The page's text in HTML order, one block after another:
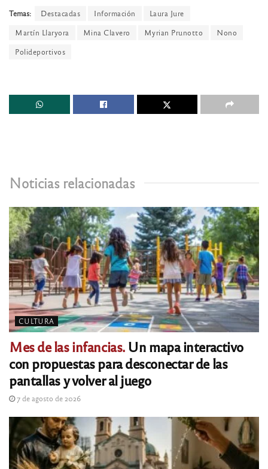
Temas: Destacadas Información
Laura Jure
Martín Llaryora
Mina Clavero Myrian Prunotto
Nono
Polideportivos
Noticias relacionadas
CULTURA
Mes de las infancias.Un mapa interactivo
con propuestas para desconectar de las
pantallas y volver al juego
7 de agosto de 2026